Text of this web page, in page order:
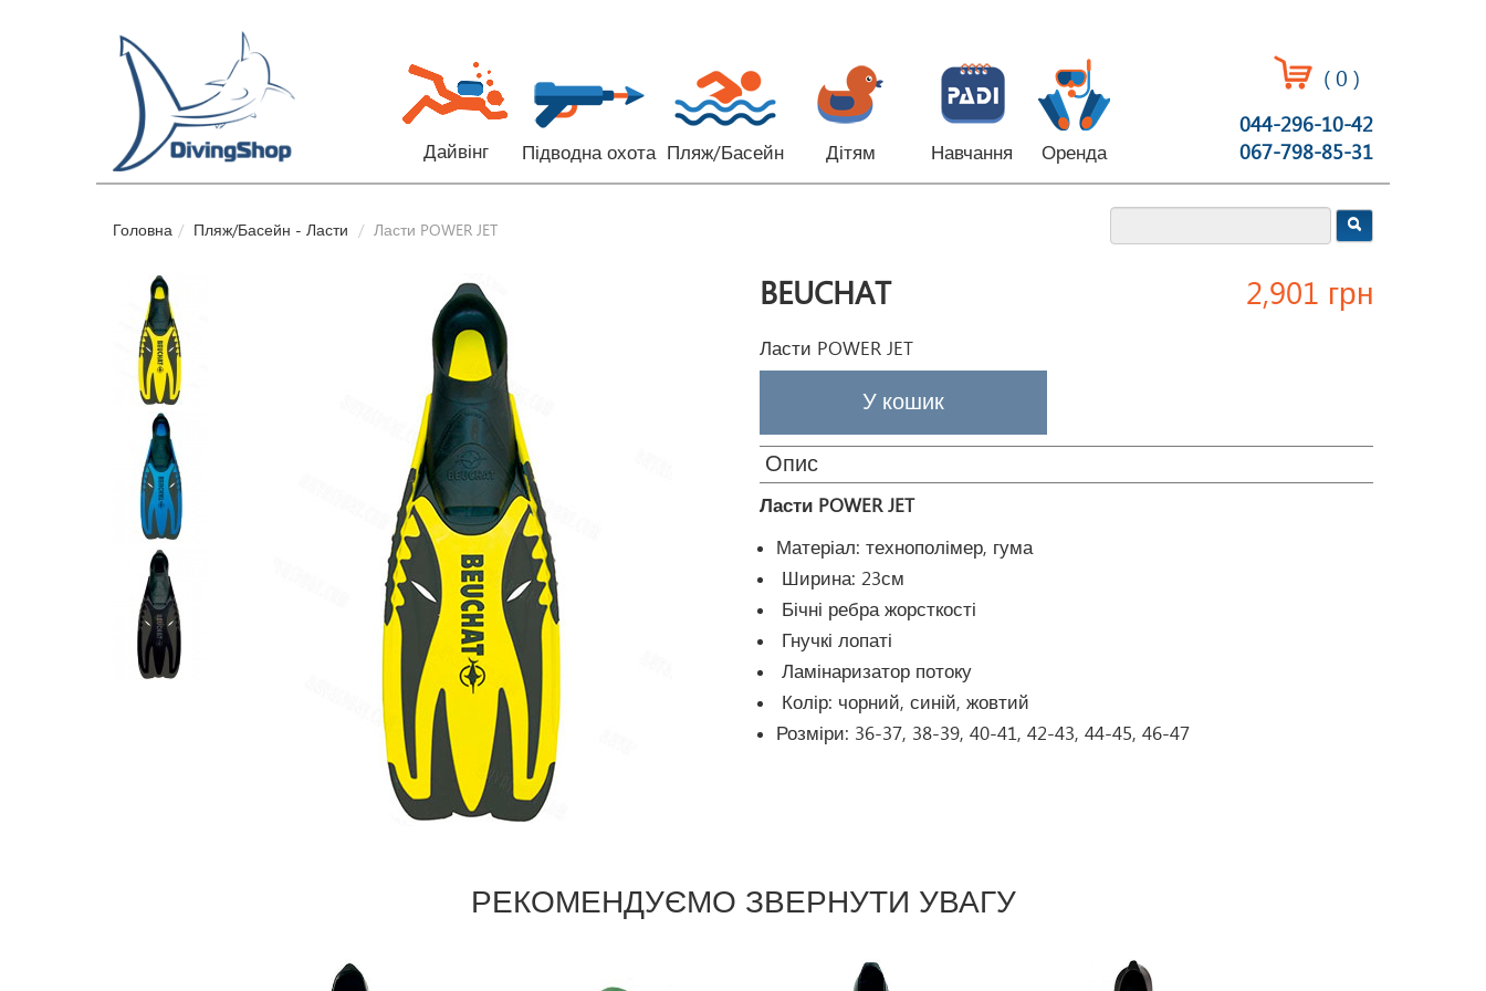
Дайвінг Підводна охота Пляж/Басейн Дітям Навчання Оренда
(0 )
044-296-10-42
067-798-85-31
Головна Пляж/Басейн - Ласти Ласти POWER JET
BEUCHAT
Ласти POWER JET
2,901 грн
Опис
Ласти POWER JET
Матеріал: технополімер, гума
Ширина: 23см
Бічні ребра жорсткості
Гнучкі лопаті
Ламінаризатор потоку
Колір: чорний, синій, жовтий
Розміри: 36-37, 38-39, 40-41, 42-43, 44-45, 46-47
РЕКОМЕНДУЄМО ЗВЕРНУТИ УВАГУ